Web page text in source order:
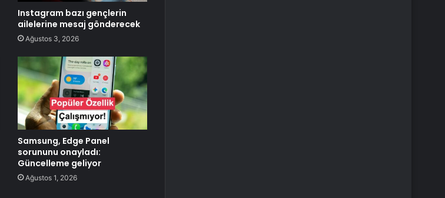
Instagram bazı gençlerin
ailelerine mesaj gönderecek
Ağustos 3, 2026
Samsung, Edge Panel
sorununu onayladı:
Güncelleme geliyor
Ağustos 1, 2026